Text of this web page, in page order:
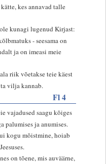
kes annavad talle
kunagi lugenud Kirjast:
- seesama on
ja on imeasi meie
riik võetakse teie käest
vilja kannab.
Fl 4
vajadused saagu kõiges
palumises ja anumises.
kogu mõistmine, hoiab
on tõene, mis auväärne,